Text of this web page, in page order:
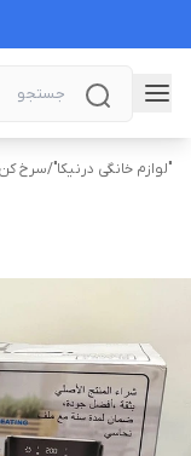
"لوازم خانگی درنیکا"/سرخ